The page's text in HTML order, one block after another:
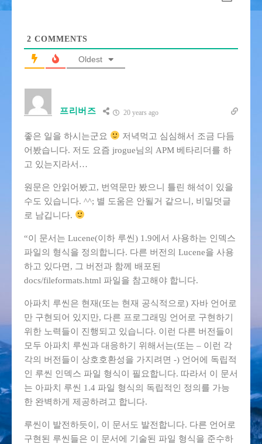
2 COMMENTS
Oldest
프리버즈 20 years ago
좋은 일을 하시는군요
저녁먹고 심심해서 조금 다듬
어봤습니다. 저도 요즘 jrogue님의 APM 베타리더를 하
고 있는지라서…
원문은 안읽어봤고, 번역문만 봤으니 틀린 해석이 있을
수도 있습니다. ^^; 별 도움은 안될거 같으니, 비밀덧글
로 남깁니다.
“이 문서는 Lucene(이하 루씬) 1.9에서 사용하는 인덱스
파일의 형식을 정의합니다. 다른 버전의 Lucene을 사용
하고 있다면, 그 버전과 함께 배포된
docs/fileformats.html 파일을 참고해야 합니다.
아파치 루씬은 현재(또는 현재 공식적으로) 자바 언어로
만 구현되어 있지만, 다른 프로그래밍 언어로 구현하기
위한 노력들이 진행되고 있습니다. 이런 다른 버전들이
모두 아파치 루씬과 대응하기 위해서는(또는 – 이런 각
각의 버전들이 상호호환성을 가지려면 -) 언어에 독립적
인 루씬 인덱스 파일 형식이 필요합니다. 따라서 이 문서
는 아파치 루씬 1.4 파일 형식의 독립적인 정의를 가능
한 완벽하게 제공하려고 합니다.
루씬이 발전하듯이, 이 문서도 발전합니다. 다른 언어로
구현된 루씬들은 이 문서에 기술된 파일 형식을 준수하